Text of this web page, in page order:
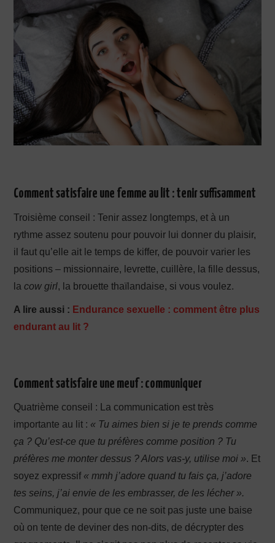
Comment satisfaire une femme au lit : tenir suffisamment
Troisième conseil : Tenir assez longtemps, et à un
rythme assez soutenu pour pouvoir lui donner du plaisir,
il faut qu’elle ait le temps de kiffer, de pouvoir varier les
positions – missionnaire, levrette, cuillère, la fille dessus,
lacow girl, la brouette thaïlandaise, si vous voulez.
A lire aussi : Endurance sexuelle : comment être plus
endurant au lit ?
Comment satisfaire une meuf : communiquer
Quatrième conseil : La communication est très
importante au lit : « Tu aimes bien si je te prends comme
ça ? Qu’est-ce que tu préfères comme position ? Tu
préfères me monter dessus ? Alors vas-y, utilise moi ». Et
soyez expressif « mmh j’adore quand tu fais ça, j’adore
tes seins, j’ai envie de les embrasser, de les lécher ».
Communiquez, pour que ce ne soit pas juste une baise
où on tente de deviner des non-dits, de décrypter des